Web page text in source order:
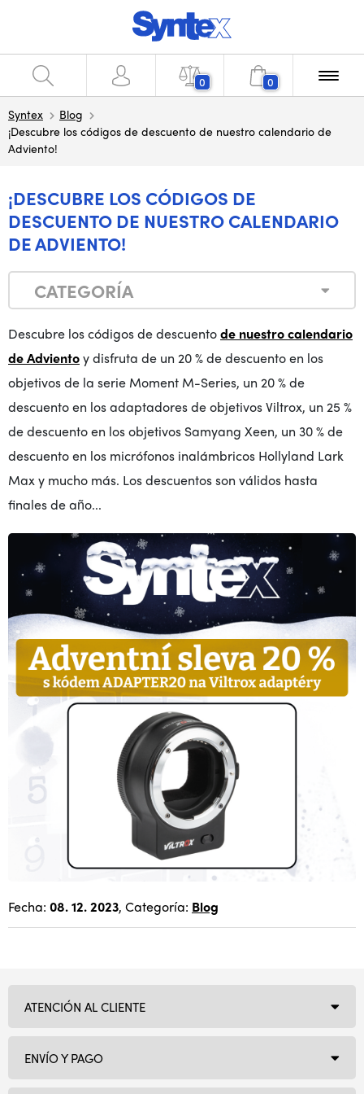
0 0
Syntex
Blog
¡Descubre los códigos de descuento de nuestro calendario de
Adviento!
¡DESCUBRE LOS CÓDIGOS DE
DESCUENTO DE NUESTRO CALENDARIO
DE ADVIENTO!
CATEGORÍA
Descubre los códigos de descuentode nuestro calendario
de Advientoy disfruta de un 20 % de descuento en los
objetivos de la serie Moment M-Series, un 20 % de
descuento en los adaptadores de objetivos Viltrox, un 25 %
de descuento en los objetivos Samyang Xeen, un 30 % de
descuento en los micrófonos inalámbricos Hollyland Lark
Max y mucho más. Los descuentos son válidos hasta
finales de año...
Fecha: 08. 12. 2023, Categoría: Blog
ATENCIÓN AL CLIENTE
ENVÍO Y PAGO